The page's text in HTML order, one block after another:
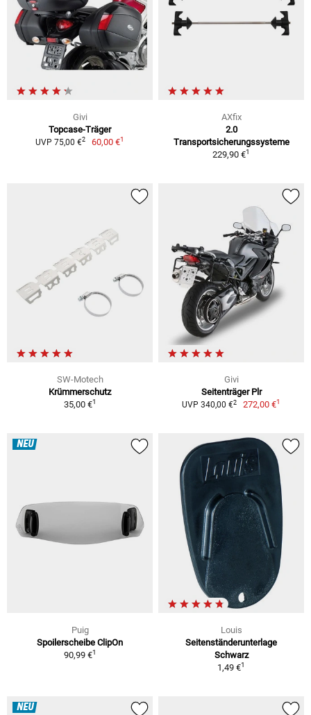
Givi
Topcase-Träger
UVP 75,00 €2 60,00 €1
AXfix
2.0
Transportsicherungssysteme
229,90 €1
SW-Motech
Krümmerschutz
35,00 €1
Givi
Seitenträger Plr
UVP 340,00 €2 272,00 €1
NEU
Puig
Spoilerscheibe ClipOn
90,99 €1
Louis
Seitenständerunterlage
Schwarz
1,49 €1
NEU